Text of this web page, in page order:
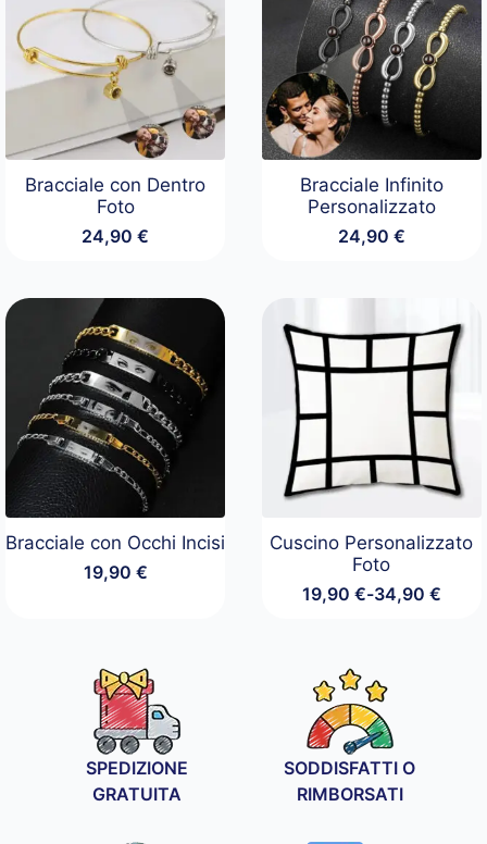
Bracciale con Dentro
Foto
24,90€
Bracciale Infinito
Personalizzato
24,90 €
Bracciale con Occhi Incisi
19,90 €
Cuscino Personalizzato
Foto
19,90 €-34,90 €
Fascia
19,90 €
a
34,90 €
SPEDIZIONE
GRATUITA
SODDISFATTI O
RIMBORSATI